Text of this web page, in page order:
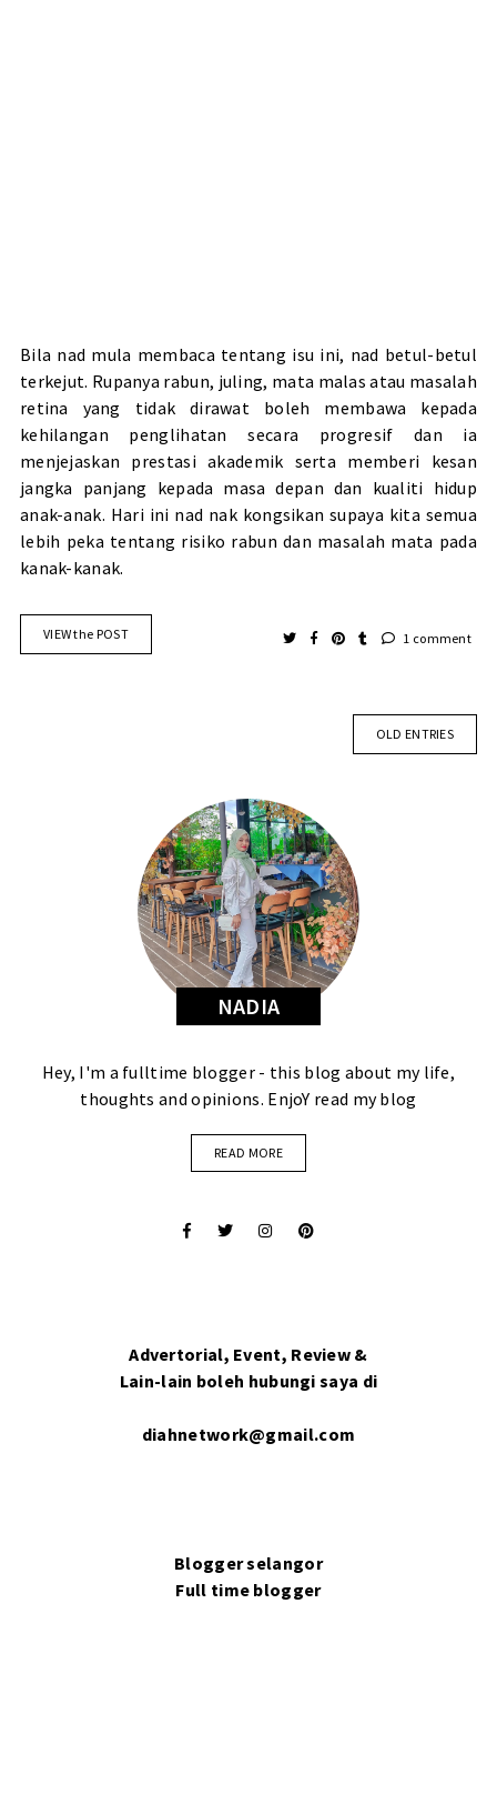
Bila nad mula membaca tentang isu ini, nad betul-betul
terkejut. Rupanya rabun, juling, mata malas atau masalah
retina yang tidak dirawat boleh membawa kepada
kehilangan penglihatan secara progresif dan ia
menjejaskan prestasi akademik serta memberi kesan
jangka panjang kepada masa depan dan kualiti hidup
anak-anak. Hari ini nad nak kongsikan supaya kita semua
lebih peka tentang risiko rabun dan masalah mata pada
kanak-kanak.
VIEW the POST 1 comment
OLD ENTRIES
NADIA
Hey, I'm a fulltime blogger - this blog about my life,
thoughts and opinions. EnjoY read my blog
READ MORE
Advertorial, Event, Review &
Lain-lain boleh hubungi saya di
diahnetwork@gmail.com
Blogger selangor
Full time blogger